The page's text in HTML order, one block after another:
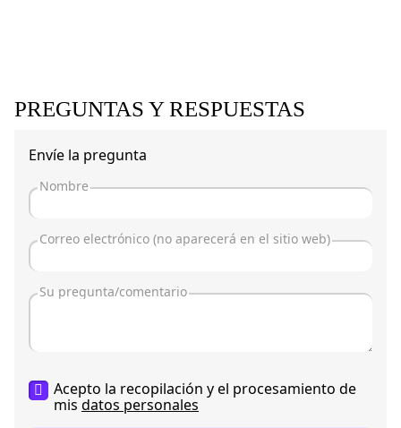
PREGUNTAS Y RESPUESTAS
Envíe la pregunta
Acepto la recopilación y el procesamiento de
misdatos personales